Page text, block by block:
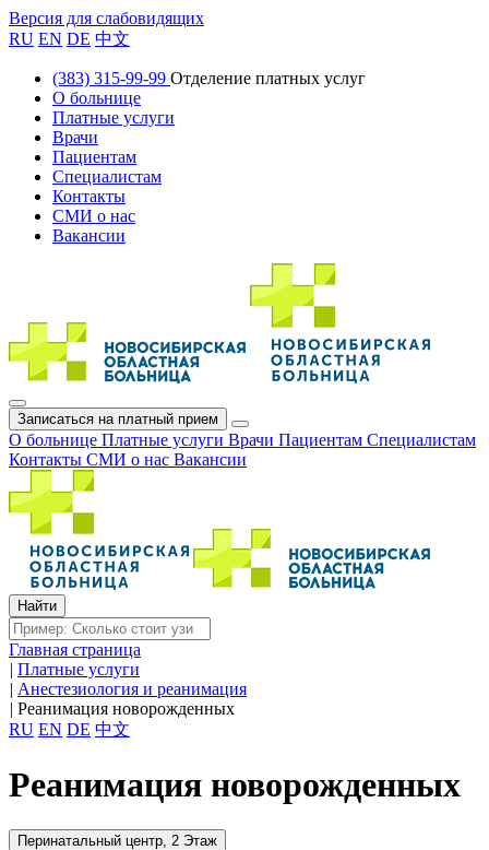
Версия для слабовидящих
RU EN DE 中文
(383) 315-99-99 Отделение платных услуг
О больнице
Платные услуги
Врачи
Пациентам
Специалистам
Контакты
СМИ о нас
Вакансии
Записаться на платный прием
О больнице Платные услуги Врачи Пациентам Специалистам
Контакты СМИ о нас Вакансии
Главная страница
| Платные услуги
| Анестезиология и реанимация
| Реанимация новорожденных
RU EN DE 中文
Реанимация новорожденных
Перинатальный центр, 2 Этаж